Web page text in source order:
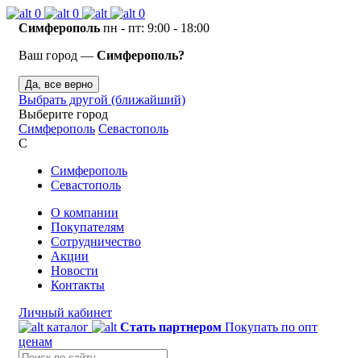
0 0
0
Симферополь пн - пт: 9:00 - 18:00
Ваш город — Симферополь?
Да, все верно
Выбрать другой (ближайший)
Выберите город
Симферополь Севастополь
С
Симферополь
Севастополь
О компании
Покупателям
Сотрудничество
Акции
Новости
Контакты
Личный кабинет
каталог
Стать партнером Покупать по опт
ценам